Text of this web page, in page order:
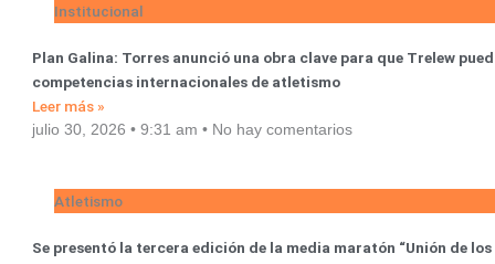
Institucional
Plan Galina: Torres anunció una obra clave para que Trelew
competencias internacionales de atletismo
Leer más »
julio 30, 2026 9:31 am No hay comentarios
Atletismo
Se presentó la tercera edición de la media maratón “Unión de los